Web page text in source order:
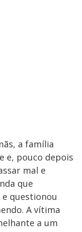
a família
e, pouco depois
mal e
que
questionou
A vítima
a um